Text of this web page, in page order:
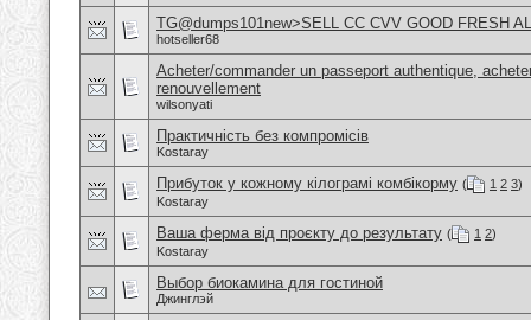
TG@dumps101new>SELL CC CVV GOOD FRESH
hotseller68
Acheter/commander un passeport authentique,
renouvellement
wilsonyati
Практичність без компромісів
Kostaray
Прибуток у кожному кілограмі комбікорму ( 1 2 3)
Kostaray
Ваша ферма від проєкту до результату ( 1 2)
Kostaray
Выбор биокамина для гостиной
Джинглэй